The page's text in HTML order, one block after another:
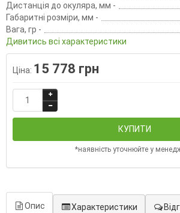
Дистанція до окуляра, мм -
Габаритні розміри, мм -
Вага, гр -
Дивитись всі характеристики
Ціна: 15 778 грн
КУПИТИ
*наявність уточнюйте у
Опис Характеристики